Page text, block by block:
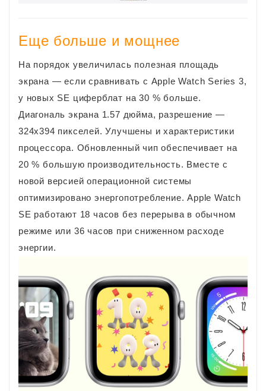
Еще больше и мощнее
На порядок увеличилась полезная площадь
экрана — если сравнивать с Apple Watch Series 3,
у новых SE циферблат на 30 % больше.
Диагональ экрана 1.57 дюйма, разрешение —
324х394 пикселей. Улучшены и характеристики
процессора. Обновленный чип обеспечивает на
20 % большую производительность. Вместе с
новой версией операционной системы
оптимизировано энергопотребление. Apple Watch
SE работают 18 часов без перерыва в обычном
режиме или 36 часов при сниженном расходе
энергии.